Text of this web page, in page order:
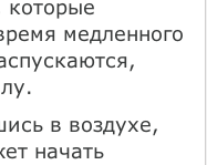
медленного
в воздухе,
начать